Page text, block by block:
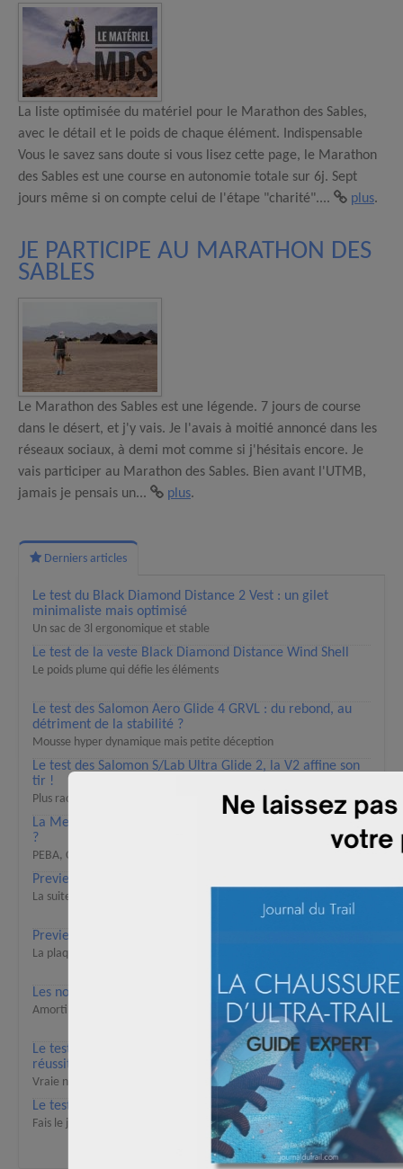
La liste optimisée du matériel pour le Marathon des Sables,
avec le détail et le poids de chaque élément. Indispensable
Vous le savez sans doute si vous lisez cette page, le Marathon
des Sables est une course en autonomie totale sur 6j. Sept
jours même si on compte celui de l'étape "charité"....
plus.
JE PARTICIPE AU MARATHON DES
SABLES
Le Marathon des Sables est une légende. 7 jours de course
dans le désert, et j'y vais. Je l'avais à moitié annoncé dans les
réseaux sociaux, à demi mot comme si j'hésitais encore. Je
vais participer au Marathon des Sables. Bien avant l'UTMB,
jamais je pensais un...
plus.
Derniers articles
Le test du Black Diamond Distance 2 Vest : un gilet
minimaliste mais optimisé
Un sac de 3l ergonomique et stable
Le test de la veste Black Diamond Distance Wind Shell
Le poids plume qui défie les éléments
Le test des Salomon Aero Glide 4 GRVL : du rebond, au
détriment de la stabilité ?
Mousse hyper dynamique mais petite déception
Le test des Salomon S/Lab Ultra Glide 2, la V2 affine son
tir !
Plus racée, plus SLAB
La Merrell MTL SpeedARC Peak, 290€ est-ce bien sérieux
?
PEBA, Carbone, Matryx et Vibram Elite
Preview Salomon S/LAB Genesis 2 : enfin !?
La suite d'une référence
Preview Hoka Tecton X 4, toujours aussi performante
La plaque carbone pour du technique
Les nouvelle Altra Olympus 275 HiLo
Amorti maximal et technicité
Le test complet des Adidas Terrex Agravic SL. Une
réussite !
Vraie nouveauté trail performance
Le test terrain des New Balance SuperComp Trail v2 !
Fais le job